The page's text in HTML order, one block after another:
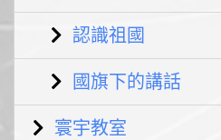
認識祖國
國旗下的講話
寰宇教室